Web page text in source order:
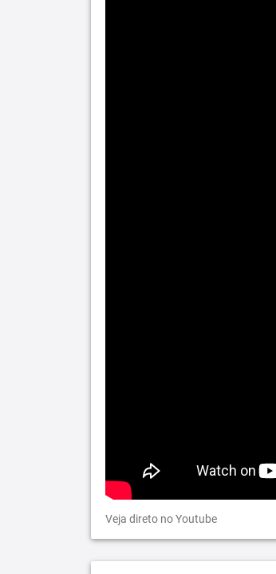
Veja direto no Youtube